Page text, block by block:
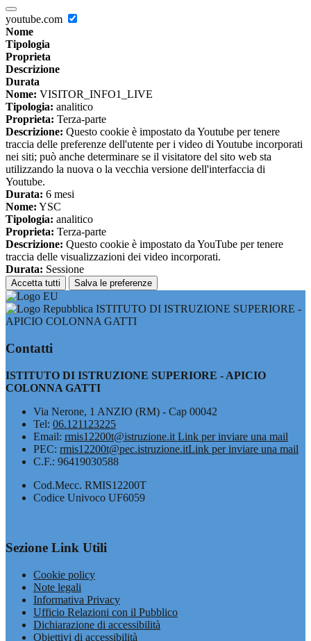
youtube.com
Nome
Tipologia
Proprieta
Descrizione
Durata
Nome: VISITOR_INFO1_LIVE
Tipologia: analitico
Proprieta: Terza-parte
Descrizione: Questo cookie è impostato da Youtube per tenere
traccia delle preferenze dell'utente per i video di Youtube incorporati
nei siti; può anche determinare se il visitatore del sito web sta
utilizzando la nuova o la vecchia versione dell'interfaccia di
Youtube.
Durata: 6 mesi
Nome: YSC
Tipologia: analitico
Proprieta: Terza-parte
Descrizione: Questo cookie è impostato da YouTube per tenere
traccia delle visualizzazioni dei video incorporati.
Durata: Sessione
Accetta tutti Salva le preferenze
ISTITUTO DI ISTRUZIONE SUPERIORE -
APICIO COLONNA GATTI
Contatti
ISTITUTO DI ISTRUZIONE SUPERIORE - APICIO
COLONNA GATTI
Via Nerone, 1 ANZIO (RM) - Cap 00042
Tel: 06.121123225
Email: rmis12200t@istruzione.it Link per inviare una mail
PEC: rmis12200t@pec.istruzione.itLink per inviare una mail
C.F.: 96419030588
Cod.Mecc. RMIS12200T
Codice Univoco UF6059
Sezione Link Utili
Cookie policy
Note legali
Informativa Privacy
Ufficio Relazioni con il Pubblico
Dichiarazione di accessibilità
Obiettivi di accessibilità